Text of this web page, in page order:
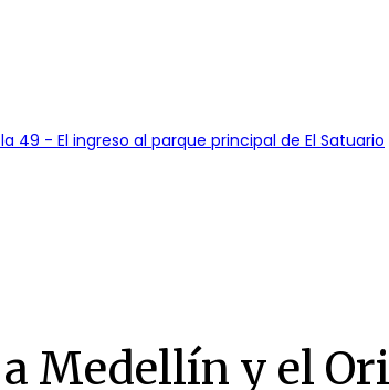
Medellín y el